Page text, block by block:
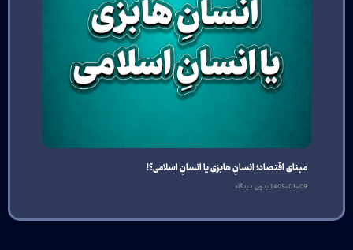
مبنای اقتصاد؛ انسانِ هابزی یا انسانِ اسلامی؟!
1405-03-09بدون دیدگاه